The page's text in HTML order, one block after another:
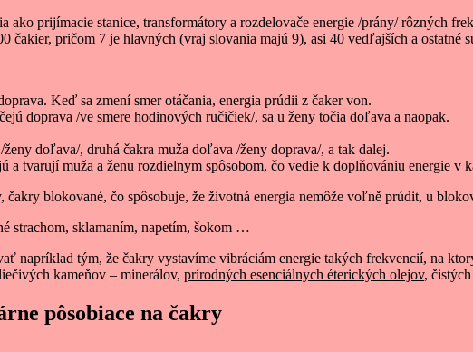
ako prijímacie stanice, transformátory a rozdelovače energie /prány/ rôzných
čakier, pričom 7 je hlavných (vraj slovania majú 9), asi 40 vedľajších a ostatné
Keď sa zmení smer otáčania, energia prúdii z čaker von.
doprava /ve smere hodinových ručičiek/, sa u ženy točia doľava a naopak.
doľava/, druhá čakra muža doľava /ženy doprava/, a tak dalej.
a tvarují muža a ženu rozdielnym spôsobom, čo vedie k doplňovániu energie v
blokované, čo spôsobuje, že životná energia nemôže voľně prúdit, u
strachom, sklamaním, napetím, šokom …
napríklad tým, že čakry vystavíme vibráciám energie takých frekvencií, na
kameňov – minerálov, prírodných esenciálnych éterických olejov,
pôsobiace na čakry